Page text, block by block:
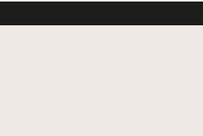
MERCATI SPECIALI VIDEO